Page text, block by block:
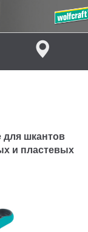
для шкантов
и пластевых